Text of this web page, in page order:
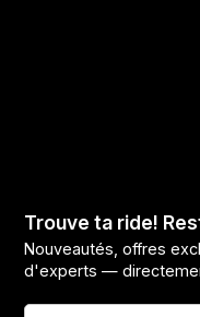
Trouve ta ride!
Nouveautés, offres
d'experts —